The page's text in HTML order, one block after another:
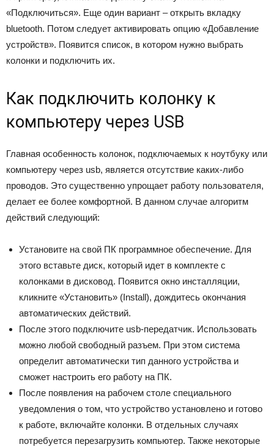
«Подключиться». Еще один вариант – открыть вкладку
bluetooth. Потом следует активировать опцию «Добавление
устройств». Появится список, в котором нужно выбрать
колонки и подключить их.
Как подключить колонку к
компьютеру через USB
Главная особенность колонок, подключаемых к ноутбуку или
компьютеру через usb, является отсутствие каких-либо
проводов. Это существенно упрощает работу пользователя,
делает ее более комфортной. В данном случае алгоритм
действий следующий:
Установите на свой ПК программное обеспечение. Для
этого вставьте диск, который идет в комплекте с
колонками в дисковод. Появится окно инсталляции,
кликните «Установить» (Install), дождитесь окончания
автоматических действий.
После этого подключите usb-передатчик. Использовать
можно любой свободный разъем. При этом система
определит автоматически тип данного устройства и
сможет настроить его работу на ПК.
После появления на рабочем столе специального
уведомления о том, что устройство установлено и готово
к работе, включайте колонки. В отдельных случаях
потребуется перезагрузить компьютер. Также некоторые